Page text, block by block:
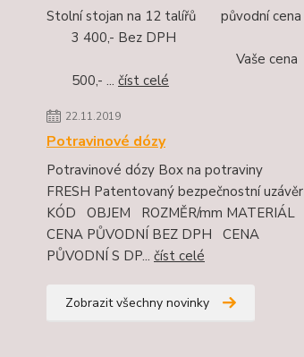
Stolní stojan na 12 talířů původní cena
3 400,- Bez DPH
Vaše cena
500,- ... číst celé
22.11.2019
Potravinové dózy
Potravinové dózy Box na potraviny
FRESH Patentovaný bezpečnostní uzávěr
KÓD OBJEM ROZMĚR/mm MATERIÁL
CENA PŮVODNÍ BEZ DPH CENA
PŮVODNÍ S DP... číst celé
Zobrazit všechny novinky